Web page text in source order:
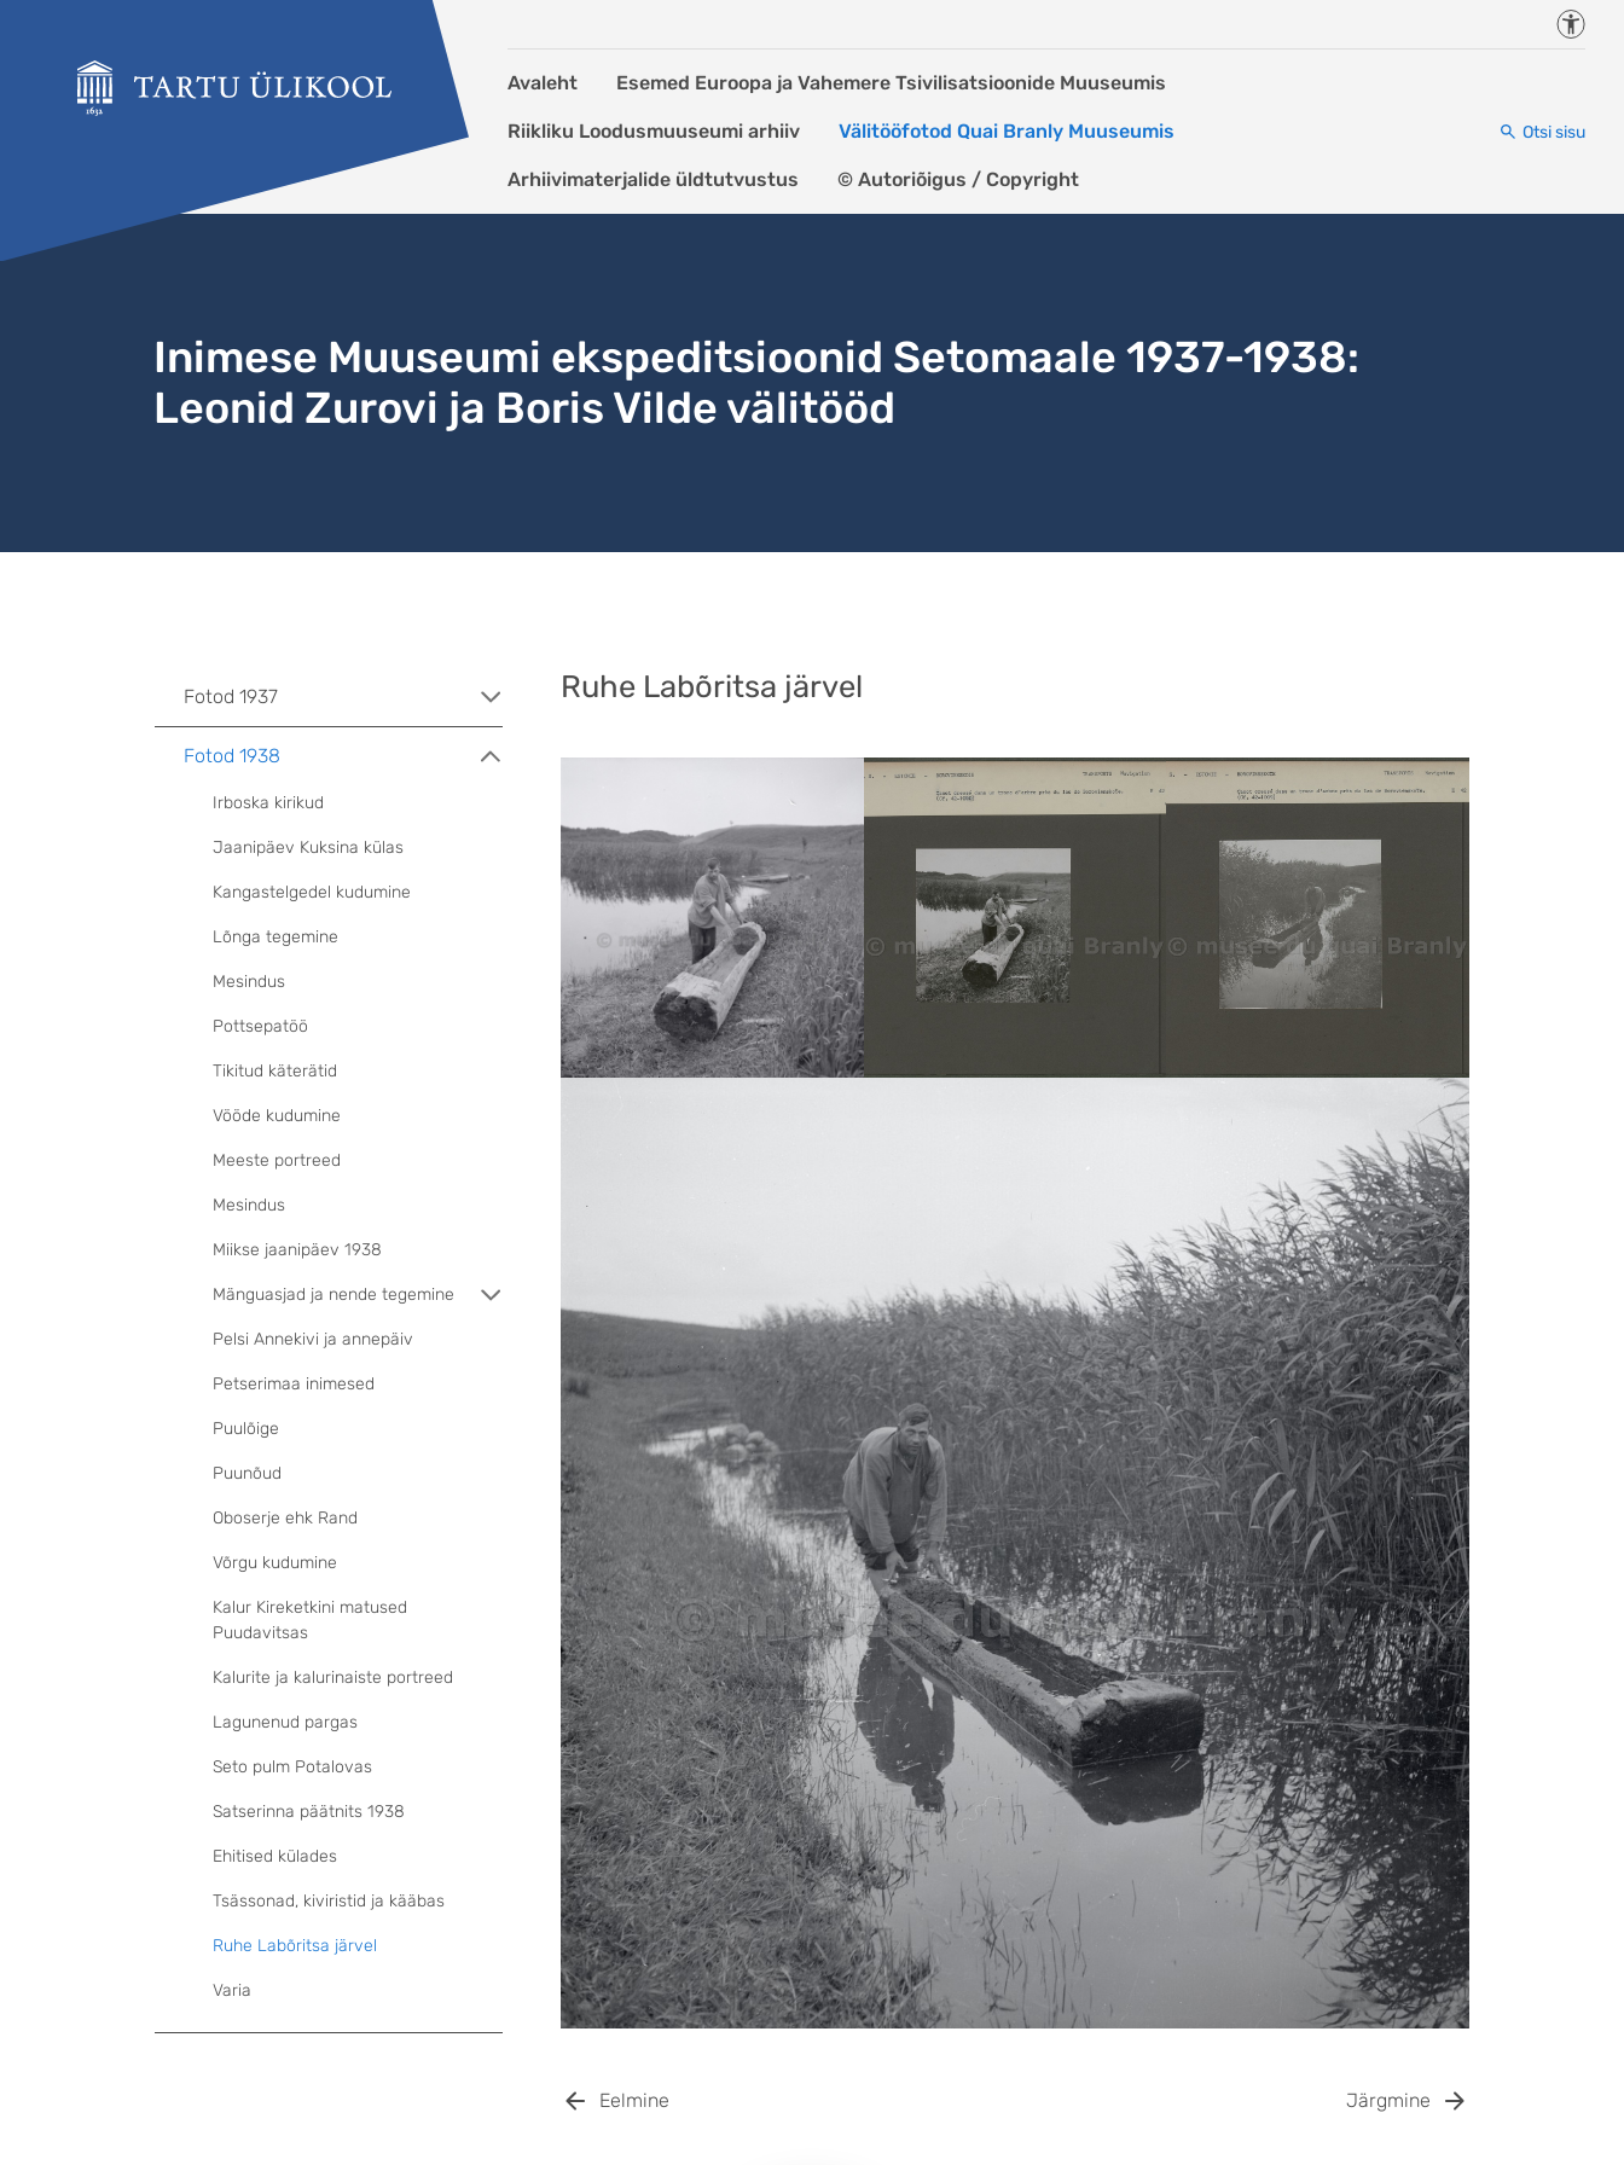
Avaleht Esemed Euroopa ja Vahemere Tsivilisatsioonide Muuseumis
Riikliku Loodusmuuseumi arhiiv Välitööfotod Quai Branly Muuseumis
Arhiivimaterjalide üldtutvustus © Autoriõigus / Copyright
Otsi sisu
Inimese Muuseumi ekspeditsioonid Setomaale 1937-1938:
Leonid Zurovi ja Boris Vilde välitööd
Ruhe Labõritsa järvel
Eelmine Järgmine
Fotod 1937
Fotod 1938
Irboska kirikud
Jaanipäev Kuksina külas
Kangastelgedel kudumine
Lõnga tegemine
Mesindus
Pottsepatöö
Tikitud käterätid
Vööde kudumine
Meeste portreed
Mesindus
Miikse jaanipäev 1938
Mänguasjad ja nende tegemine
Pelsi Annekivi ja annepäiv
Petserimaa inimesed
Puulõige
Puunõud
Oboserje ehk Rand
Võrgu kudumine
Kalur Kireketkini matused
Puudavitsas
Kalurite ja kalurinaiste portreed
Lagunenud pargas
Seto pulm Potalovas
Satserinna päätnits 1938
Ehitised külades
Tsässonad, kiviristid ja kääbas
Ruhe Labõritsa järvel
Varia